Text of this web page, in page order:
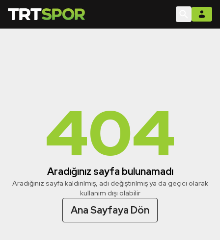
404
Aradığınız sayfa bulunamadı
Aradığınız sayfa kaldırılmış, adı değiştirilmiş ya da geçici olarak
kullanım dışı olabilir
Ana Sayfaya Dön